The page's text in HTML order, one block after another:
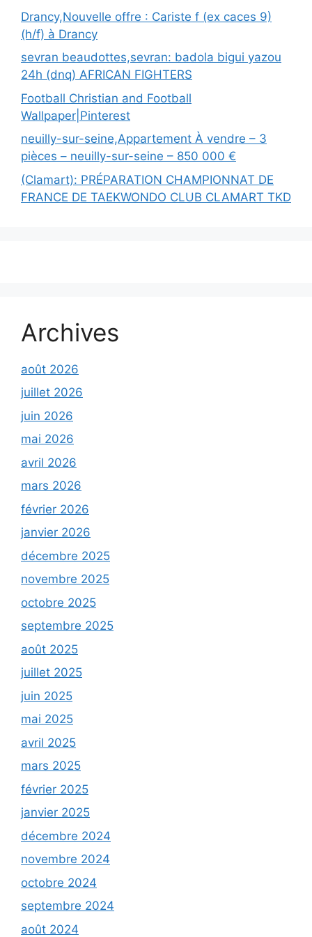
Drancy,Nouvelle offre : Cariste f (ex caces 9)
(h/f) à Drancy
sevran beaudottes,sevran: badola bigui yazou
24h (dnq) AFRICAN FIGHTERS
Football Christian and Football
Wallpaper|Pinterest
neuilly-sur-seine,Appartement À vendre – 3
pièces – neuilly-sur-seine – 850 000 €
(Clamart): PRÉPARATION CHAMPIONNAT DE
FRANCE DE TAEKWONDO CLUB CLAMART TKD
Archives
août 2026
juillet 2026
juin 2026
mai 2026
avril 2026
mars 2026
février 2026
janvier 2026
décembre 2025
novembre 2025
octobre 2025
septembre 2025
août 2025
juillet 2025
juin 2025
mai 2025
avril 2025
mars 2025
février 2025
janvier 2025
décembre 2024
novembre 2024
octobre 2024
septembre 2024
août 2024